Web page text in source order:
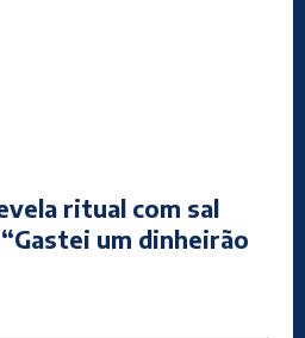
ritual com sal
um dinheirão